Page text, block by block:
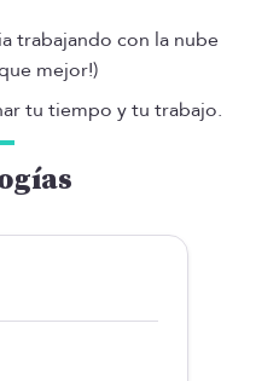
trabajando con la nube
mejor!)
tu tiempo y tu trabajo.